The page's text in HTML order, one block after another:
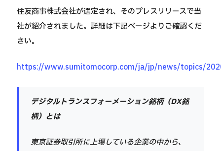
住友商事株式会社が選定され、そのプレスリリースで当
社が紹介されました。詳細は下記ページよりご確認くだ
さい。
https://www.sumitomocorp.com/ja/jp/news/topics/
デジタルトランスフォーメーション銘柄（DX銘
柄）とは
東京証券取引所に上場している企業の中から、